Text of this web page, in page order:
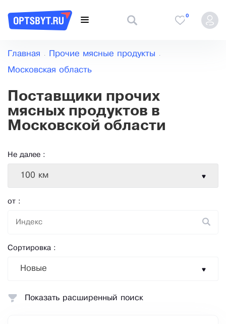
0
Главная Прочие мясные продукты
Московская область
Поставщики прочих
мясных продуктов в
Московской области
Не далее :
100 км
от :
Сортировка :
Новые
Показать расширенный поиск